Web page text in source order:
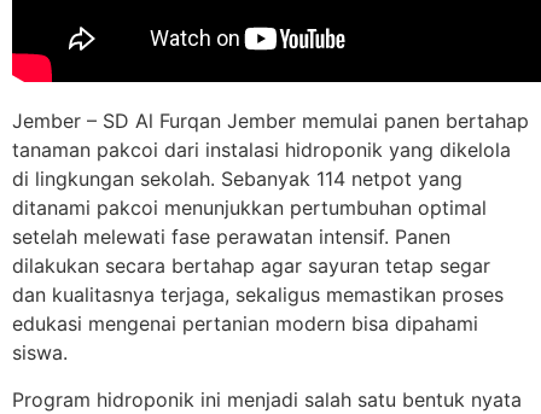
Jember – SD Al Furqan Jember memulai panen bertahap
tanaman pakcoi dari instalasi hidroponik yang dikelola
di lingkungan sekolah. Sebanyak 114 netpot yang
ditanami pakcoi menunjukkan pertumbuhan optimal
setelah melewati fase perawatan intensif. Panen
dilakukan secara bertahap agar sayuran tetap segar
dan kualitasnya terjaga, sekaligus memastikan proses
edukasi mengenai pertanian modern bisa dipahami
siswa.
Program hidroponik ini menjadi salah satu bentuk nyata